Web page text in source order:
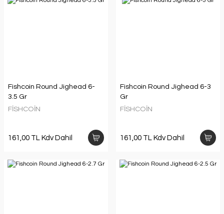
Fishcoin Round Jighead 6-
3.5 Gr
FİSHCOİN
161,00 TL Kdv Dahil
Fishcoin Round Jighead 6-3
Gr
FİSHCOİN
161,00 TL Kdv Dahil